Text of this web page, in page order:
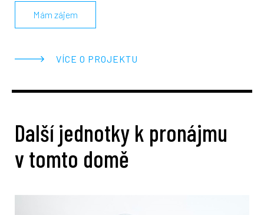
Mám zájem
VÍCE O PROJEKTU
Další jednotky k pronájmu
v tomto domě